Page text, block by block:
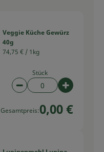
Veggie Küche Gewürz
40g
74,75 € / 1kg
Stück
Artikelanzahl
Gesamtpreis:0,00 €